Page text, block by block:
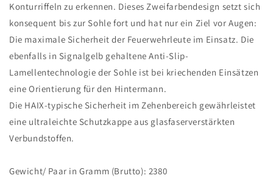
Konturriffeln zu erkennen. Dieses Zweifarben­design setzt sich
konsequent bis zur Sohle fort und hat nur ein Ziel vor Augen:
Die maximale Sicherheit der Feuerwehrleute im Einsatz. Die
ebenfalls in Signalgelb gehaltene Anti-Slip-
Lamellentechnologie der Sohle ist bei kriechenden Einsätzen
eine Orientierung für den Hintermann.
Die HAIX-typische Sicherheit im Zehenbereich gewährleistet
eine ultraleichte Schutzkappe aus glasfaserverstärkten
Verbundstoffen.
Gewicht/ Paar in Gramm (Brutto): 2380